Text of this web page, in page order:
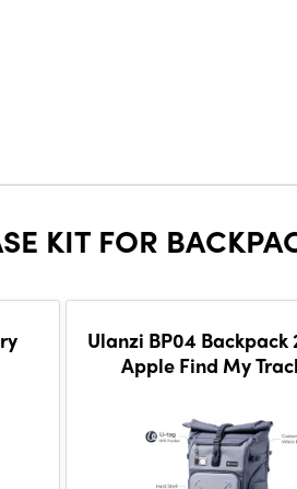
KIT FOR
Ulanzi BP04 Backpack
Apple Find My